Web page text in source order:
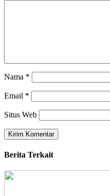
Nama *
Email *
Situs Web
Berita Terkait